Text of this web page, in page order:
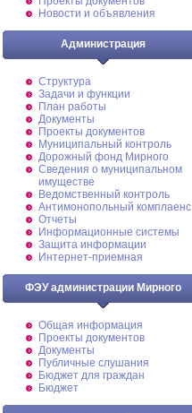
Новости и объявления
Администрация
Структура
Задачи и функции
План работы
Документы
Проекты документов
Муниципальный контроль
Дорожный фонд Мирного
Cведения о муниципальном
имуществе
Ведомственный контроль
Антимонопольный комплаенс
Отчеты
Информационные системы
Защита информации
Интернет-приемная
ФЭУ администрации Мирного
Общая информация
Проекты документов
Документы
Публичные слушания
Бюджет для граждан
Бюджет